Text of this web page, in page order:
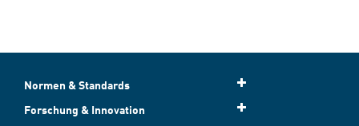
Normen & Standards
Forschung & Innovation